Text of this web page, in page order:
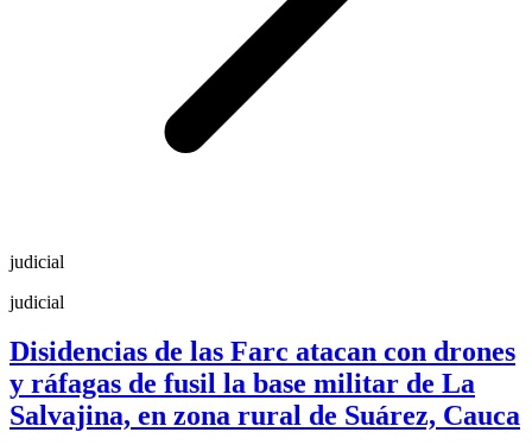
judicial
judicial
Disidencias de las Farc atacan con drones
y ráfagas de fusil la base militar de La
Salvajina, en zona rural de Suárez, Cauca